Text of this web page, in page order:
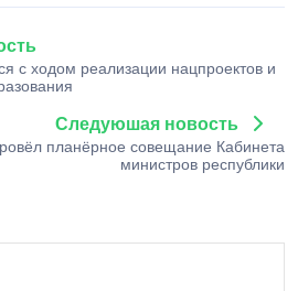
с ходом реализации нацпроектов и
Следуюшая новость
планёрное совещание Кабинета
министров республики